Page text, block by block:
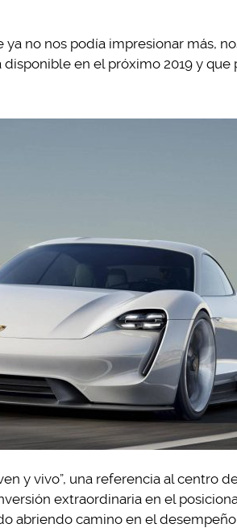
no nos podía impresionar más,
disponible en el próximo 2019 y
y vivo”, una referencia al centro
extraordinaria en el
abriendo camino en el